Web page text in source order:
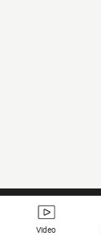
Video